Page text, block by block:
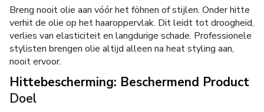
Breng nooit olie aan vóór het föhnen of stijlen. Onder hitte
verhit de olie op het haaroppervlak. Dit leidt tot droogheid,
verlies van elasticiteit en langdurige schade. Professionele
stylisten brengen olie altijd alleen na heat styling aan,
nooit ervoor.
Hittebescherming: Beschermend Product
Doel